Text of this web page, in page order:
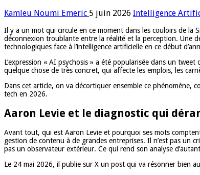
Kamleu Noumi Emeric 5 juin 2026 Intelligence
Il y a un mot qui circule en ce moment dans les couloirs de la
déconnexion troublante entre la réalité et la perception. Une
technologiques face à l’intelligence artificielle en ce début
L’expression « AI psychosis » a été popularisée dans un
quelque chose de très concret, qui affecte les emplois, les
Dans cet article, on va décortiquer ensemble ce phénomène,
tech en 2026.
Aaron Levie et le diagnostic qui
Avant tout, qui est Aaron Levie et pourquoi ses mots
gestion de contenu à de grandes entreprises. Il n’est pas un
pas un observateur extérieur. Ce qui rend son analyse
Le 24 mai 2026, il publie sur X un post qui va résonner bien